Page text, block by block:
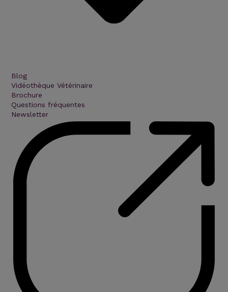
Blog
Vidéothèque Vétérinaire
Brochure
Questions fréquentes
Newsletter